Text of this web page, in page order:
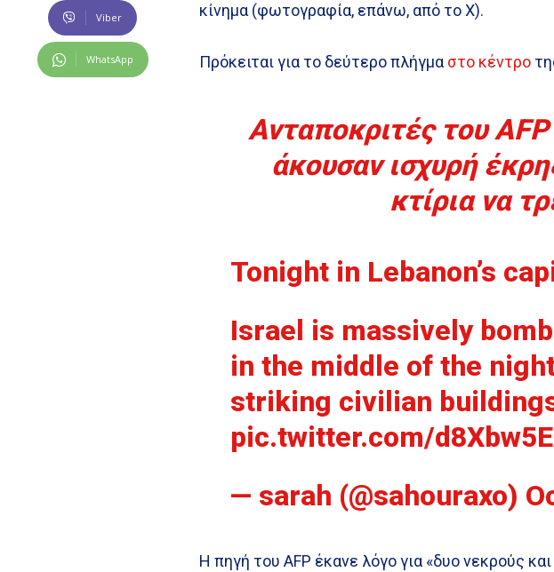
Viber
WhatsApp
κίνημα (φωτογραφία, επάνω, από το Χ).
Πρόκειται για το δεύτερο πλήγμαστο κέντρο
Ανταποκριτές του
άκουσαν ισχυρή
κτίρια να
Tonight in Lebanon’s
Israel is massively
in the middle of the
striking civilian
pic.twitter.com/
— sarah (@sahouraxo)
Η πηγή του AFP έκανε λόγο για «δυο νεκρούς